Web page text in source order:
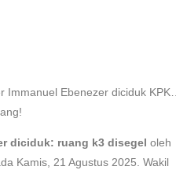
Immanuel Ebenezer diciduk KPK…
diciduk: ruang k3 disegel oleh
Kamis, 21 Agustus 2025. Wakil